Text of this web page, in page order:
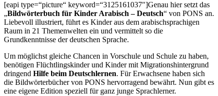
[eapi type=“picture“ keyword=“3125161037″]Genau hier setzt das
„Bildwörterbuch für Kinder Arabisch – Deutsch“ von PONS an.
Liebevoll illustriert, führt es Kinder aus dem arabischsprachigen
Raum in 21 Themenwelten ein und vermittelt so die
Grundkenntnisse der deutschen Sprache.
Um möglichst gleiche Chancen in Vorschule und Schule zu haben,
benötigen Flüchtlingskinder und Kinder mit Migrationshintergrund
dringend Hilfe beim Deutschlernen. Für Erwachsene haben sich
die Bildwörterbücher von PONS hervorragend bewährt. Nun gibt es
eine eigene Edition speziell für ganz junge Sprachlerner.